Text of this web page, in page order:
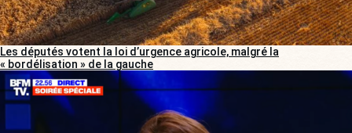
Les députés votent la loi d’urgence agricole, malgré la
« bordélisation » de la gauche